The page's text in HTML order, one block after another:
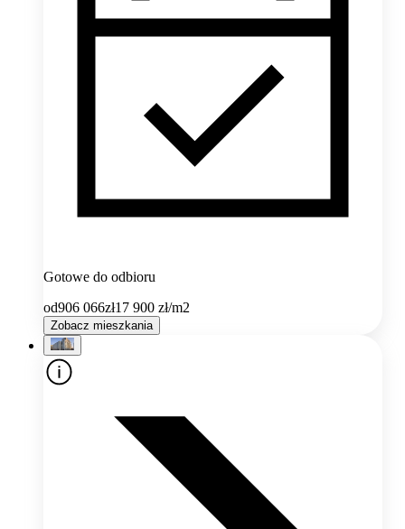
Gotowe do odbioru
od906 066zł17 900 zł/m2
Zobacz mieszkania